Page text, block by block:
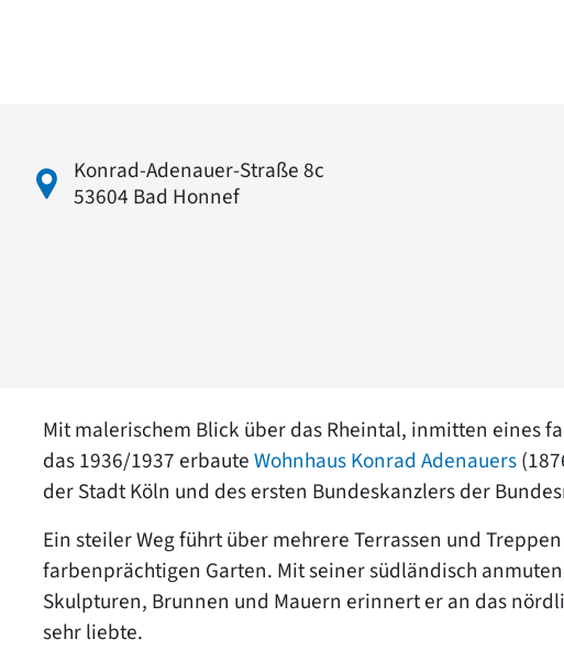
Konrad-Adenauer-Straße 8c
53604 Bad Honnef
Mit malerischem Blick über das Rheintal, inmitten eines
das 1936/1937 erbauteWohnhaus Konrad Adenauers
der Stadt Köln und des ersten Bundeskanzlers der
Ein steiler Weg führt über mehrere Terrassen und
farbenprächtigen Garten. Mit seiner südländisch
Skulpturen, Brunnen und Mauern erinnert er an das
sehr liebte.